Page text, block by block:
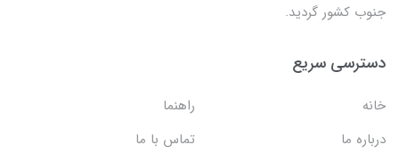
جنوب کشور گردید.
دسترسی سریع
خانه
راهنما
درباره ما
تماس با ما